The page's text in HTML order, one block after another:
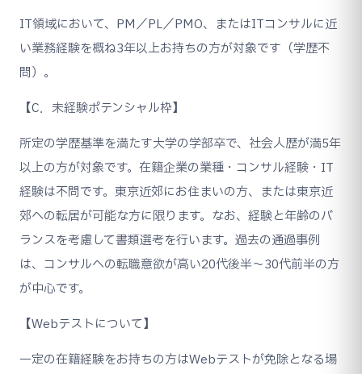
IT領域において、PM／PL／PMO、またはITコンサルに近
い業務経験を概ね3年以上お持ちの方が対象です（学歴不
問）。
【C．未経験ポテンシャル枠】
所定の学歴基準を満たす大学の学部卒で、社会人歴が満5年
以上の方が対象です。在籍企業の業種・コンサル経験・IT
経験は不問です。東京近郊にお住まいの方、または東京近
郊への転居が可能な方に限ります。なお、経験と年齢のバ
ランスを考慮して書類選考を行います。過去の通過事例
は、コンサルへの転職意欲が高い20代後半〜30代前半の方
が中心です。
【Webテストについて】
一定の在籍経験をお持ちの方はWebテストが免除となる場